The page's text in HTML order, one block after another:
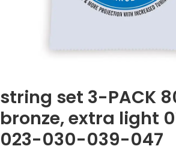
string set 3-PACK
bronze, extra light
023-030-039-047